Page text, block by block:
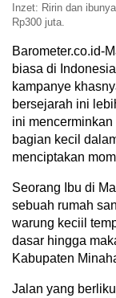
Inzet: Ririn dan
Rp300 juta.
Barometer.co.id-
biasa di
kampanye
bersejarah ini
ini
bagian kecil
menciptakan
Seorang Ibu di
sebuah rumah
warung keciil
dasar hingga
Kabupaten
Jalan yang